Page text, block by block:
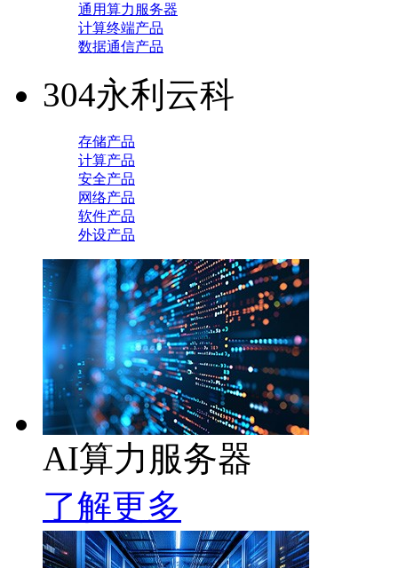
通用算力服务器
计算终端产品
数据通信产品
304永利云科
存储产品
计算产品
安全产品
网络产品
软件产品
外设产品
AI算力服务器
了解更多